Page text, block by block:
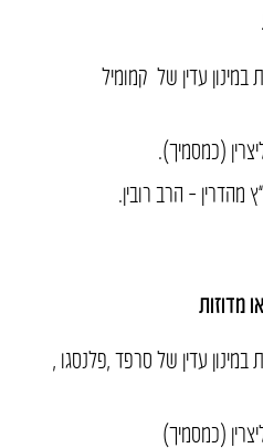
במינון עדין של קמומיל
(כמסמיך).
”ץ מהדרין – הרב רובין.
אומדוזות
במינון עדין של סרפד פלנסגו
(כמסמיך)